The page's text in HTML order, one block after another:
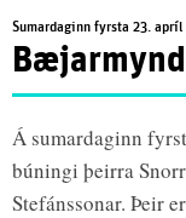
Sumardaginn fyrsta 23. apríl
Á sumardaginn
búningi þeirra
Stefánssonar. Þeir